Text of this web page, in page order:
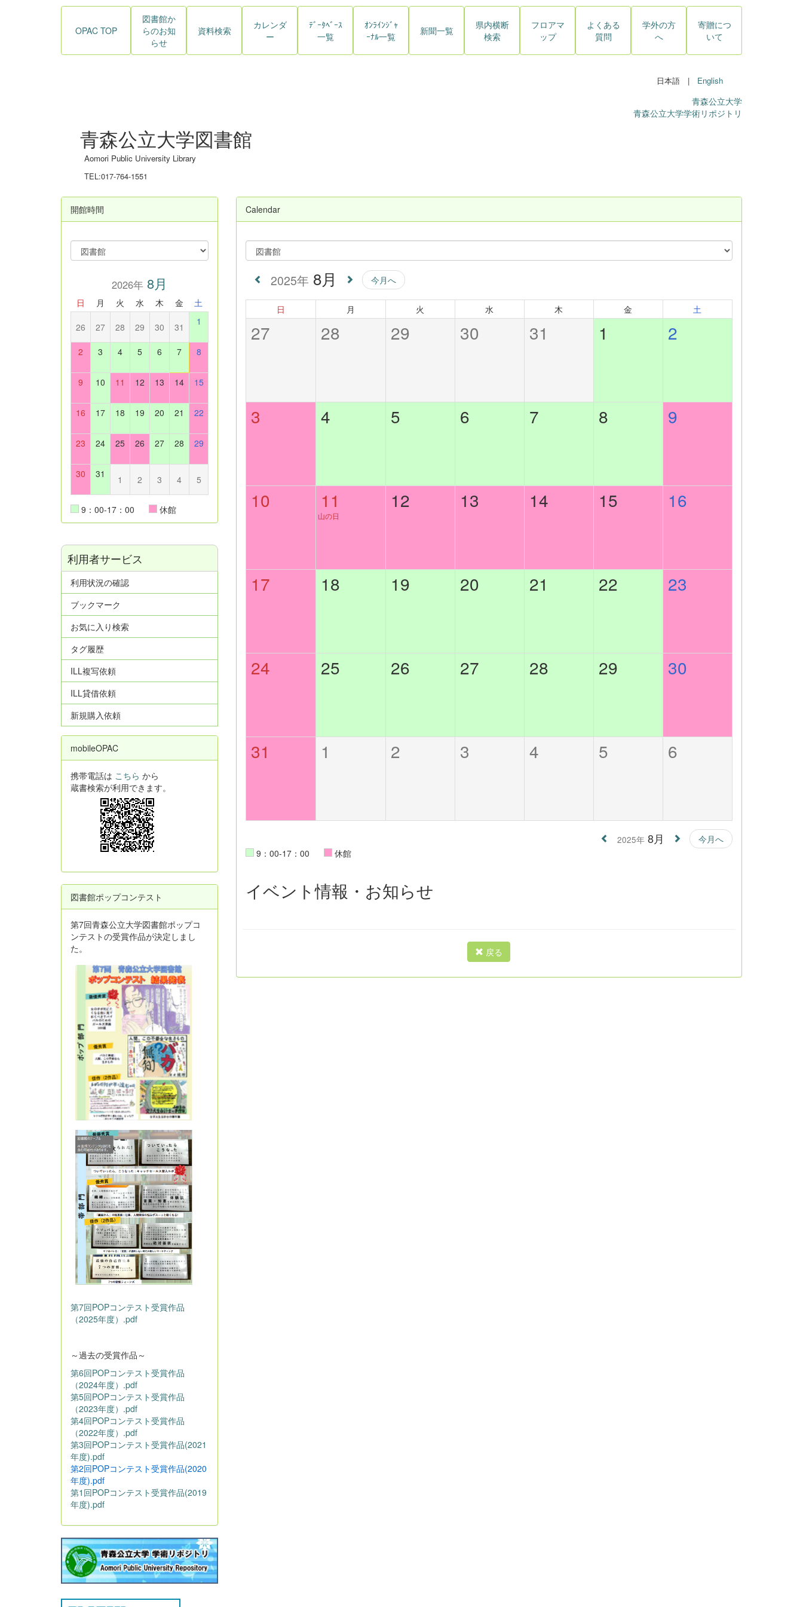
OPAC TOP
図書館か
らのお知
らせ
資料検索
カレンダ
ー
ﾃﾞｰﾀﾍﾞｰｽ
一覧
ｵﾝﾗｲﾝｼﾞｬ
ｰﾅﾙ一覧
新聞一覧
県内横断
検索
フロアマ
ップ
よくある
質問
学外の方
へ
寄贈につ
いて
日本語 | English
青森公立大学
青森公立大学学術リポジトリ
青森公立大学図書館
Aomori Public University Library
TEL:017-764-1551
Calendar
2025年 8月 今月へ
日 月 火 水 木 金 土
27 28 29 30 31 1 2
3 4 5 6 7 8 9
10 11
山の日
12 13 14 15 16
17 18 19 20 21 22 23
24 25 26 27 28 29 30
31 1 2 3 4 5 6
2025年 8月
今月へ
9：00-17：00
休館
イベント情報・お知らせ
戻る
開館時間
2026年8月
日 月 火 水 木 金 土
26 27 28 29 30 31 1
2 3 4 5 6 7 8
9 10 11 12 13 14 15
16 17 18 19 20 21 22
23 24 25 26 27 28 29
30 31 1 2 3 4 5
9：00-17：00 休館
利用者サービス
利用状況の確認
ブックマーク
お気に入り検索
タグ履歴
ILL複写依頼
ILL貸借依頼
新規購入依頼
mobileOPAC
携帯電話は こちら から
蔵書検索が利用できます。
図書館ポップコンテスト
第7回青森公立大学図書館ポップコ
ンテストの受賞作品が決定しまし
た。
第7回POPコンテスト受賞作品
（2025年度）.pdf
～過去の受賞作品～
第6回POPコンテスト受賞作品
（2024年度）.pdf
第5回POPコンテスト受賞作品
（2023年度）.pdf
第4回POPコンテスト受賞作品
（2022年度）.pdf
第3回POPコンテスト受賞作品(2021
年度).pdf
第2回POPコンテスト受賞作品(2020
年度).pdf
第1回POPコンテスト受賞作品(2019
年度).pdf